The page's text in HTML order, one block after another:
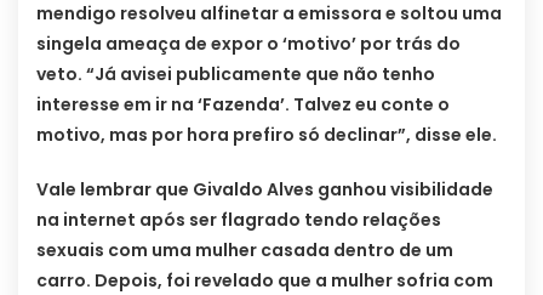
mendigo resolveu alfinetar a emissora e soltou uma
singela ameaça de expor o ‘motivo’ por trás do
veto. “Já avisei publicamente que não tenho
interesse em ir na ‘Fazenda’. Talvez eu conte o
motivo, mas por hora prefiro só declinar”, disse ele.
Vale lembrar que Givaldo Alves ganhou visibilidade
na internet após ser flagrado tendo relações
sexuais com uma mulher casada dentro de um
carro. Depois, foi revelado que a mulher sofria com